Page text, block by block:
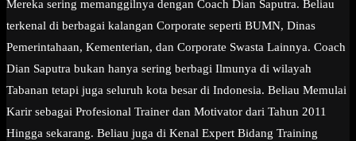
Mereka sering memanggilnya dengan Coach Dian Saputra. Beliau
terkenal di berbagai kalangan Corporate seperti BUMN, Dinas
Pemerintahaan, Kementerian, dan Corporate Swasta Lainnya. Coach
Dian Saputra bukan hanya sering berbagi Ilmunya di wilayah
Tabanan tetapi juga seluruh kota besar di Indonesia. Beliau Memulai
Karir sebagai Profesional Trainer dan Motivator dari Tahun 2011
Hingga sekarang. Beliau juga di Kenal Expert Bidang Training